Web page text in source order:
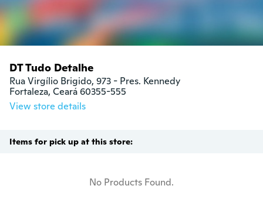
DT Tudo Detalhe
Rua Virgílio Brigido, 973 - Pres. Kennedy
Fortaleza, Ceará 60355-555
View store details
Items for pick up at this store:
No Products Found.